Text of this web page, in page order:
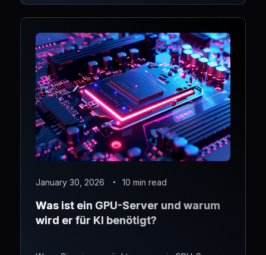
January 30, 2026 10 min read
Was ist ein GPU-Server und warum
wird er für KI benötigt?